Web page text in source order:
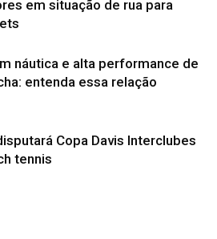
em situação de rua para
náutica e alta performance de
entenda essa relação
Copa Davis Interclubes
tennis